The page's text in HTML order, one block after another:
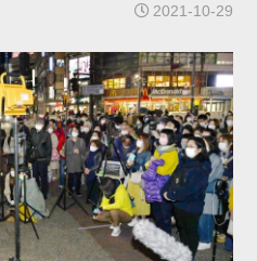
2021-10-29